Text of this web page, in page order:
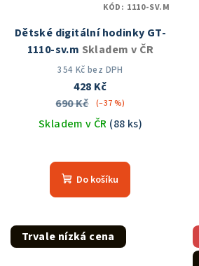
Dětské digitální hodinky GT-
1110-sv.m Skladem v ČR
354 Kč bez DPH
428 Kč
690 Kč
(–37 %)
Skladem v ČR (88 ks)
hodnocení
produktu
je
z
5
Do košíku
KÓD: 1110-SV.M
Trvale nízká cena